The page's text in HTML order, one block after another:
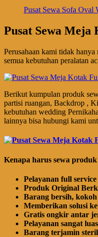
Pusat Sewa Sofa Oval
Pusat Sewa
Perusahaan kami tidak
semua kebutuhan peralatan
Berikut kumpulan produk
partisi ruangan, Backdrop ,
kebutuhan wedding
lainnya bisa hubungi kami
Kenapa harus sewa
Pelayanan full
Produk Original
Barang bersih,
Memberikan solusi
Gratis ongkir antar
Pelayanan sangat
Barang terjamin